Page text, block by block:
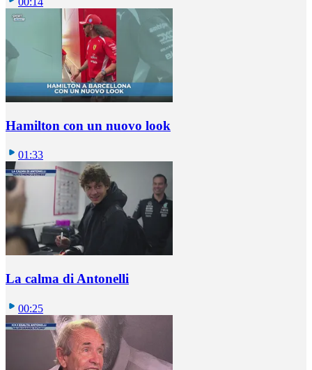
Hamilton con un nuovo look
01:33
La calma di Antonelli
00:25